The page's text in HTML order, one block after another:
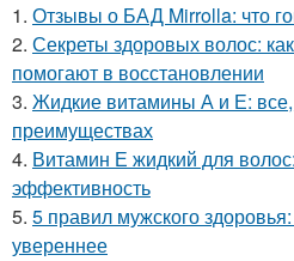
1. Отзывы о БАД Mirrolla: что
2. Секреты здоровых волос:
помогают в восстановлении
3. Жидкие витамины А и Е: все,
преимуществах
4. Витамин Е жидкий для
эффективность
5. 5 правил мужского
увереннее